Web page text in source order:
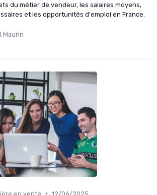
du métier de vendeur, les salaires moyens,
et les opportunités d'emploi en France.
Maurin